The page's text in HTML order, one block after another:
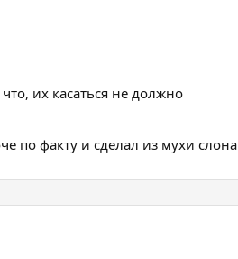
их касаться не должно
по факту и сделал из мухи слона